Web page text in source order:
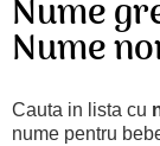
Nume
Nume
Cauta in lista cu
nume pentru